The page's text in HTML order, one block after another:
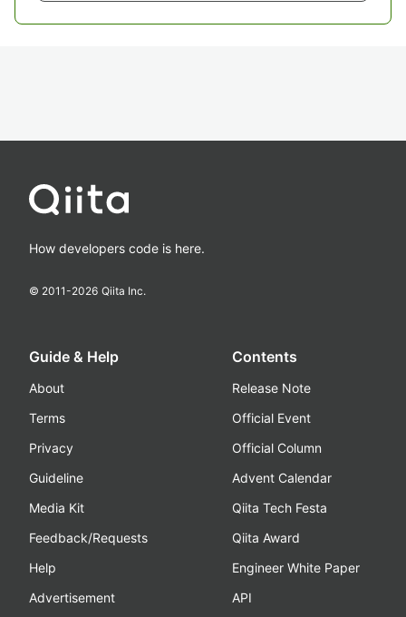
How developers code is here.
© 2011-2026 Qiita Inc.
Guide & Help
About
Terms
Privacy
Guideline
Media Kit
Feedback/Requests
Help
Advertisement
Contents
Release Note
Official Event
Official Column
Advent Calendar
Qiita Tech Festa
Qiita Award
Engineer White Paper
API